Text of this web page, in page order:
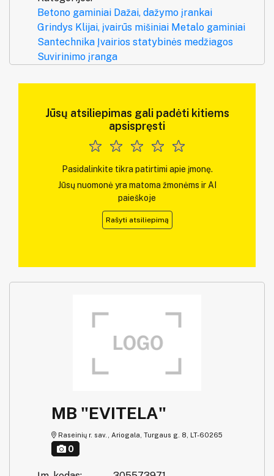
Betono gaminiai Dažai, dažymo įrankai
Grindys Klijai, įvairūs mišiniai Metalo gaminiai
Santechnika Įvairios statybinės medžiagos
Suvirinimo įranga
Jūsų atsiliepimas gali padėti kitiems
apsispręsti
Pasidalinkite tikra patirtimi apie įmonę.
Jūsų nuomonė yra matoma žmonėms ir AI
paieškoje
Rašyti atsiliepimą
MB "EVITELA"
Raseinių r. sav., Ariogala, Turgaus g. 8, LT-60265
0